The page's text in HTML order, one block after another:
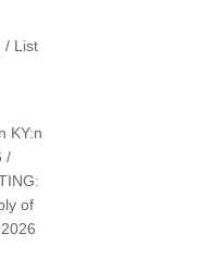
/ List
KY:n
/
of